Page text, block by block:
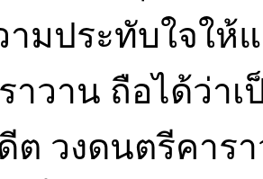
ามประทับใจให้
าวาน ถือได้ว่า
ต วงดนตรีคาร